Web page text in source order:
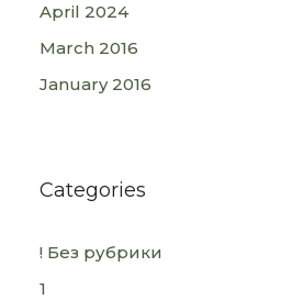
April 2024
March 2016
January 2016
Categories
! Без рубрики
1